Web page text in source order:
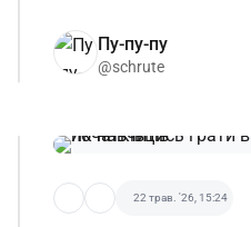
Пу-пу-пу
@schrute
22 трав. '26, 15:24